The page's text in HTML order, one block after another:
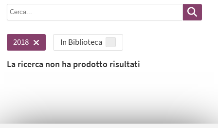
2018 In Biblioteca
La ricerca non ha prodotto risultati